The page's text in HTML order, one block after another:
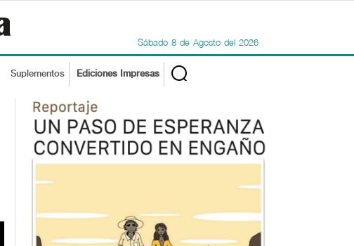
Sábado 8 de Agosto del 2026
Suplementos Ediciones Impresas